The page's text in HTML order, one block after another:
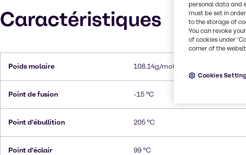
Caractéristiques
Poids molaire 108.14g/mol
Point de fusion -15 °C
Point d'ébullition 205 °C
Point d'éclair 99 °C
personal data and
must be set in
to the storage of
You can revoke
of cookies under
corner of the
Cookies